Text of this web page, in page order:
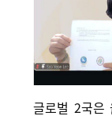
글로벌 2국은